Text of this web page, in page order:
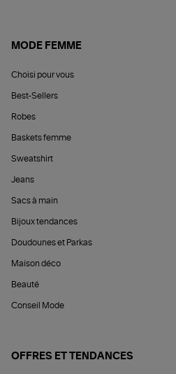
MODE FEMME
Choisi pour vous
Best-Sellers
Robes
Baskets femme
Sweatshirt
Jeans
Sacs à main
Bijoux tendances
Doudounes et Parkas
Maison déco
Beauté
Conseil Mode
OFFRES ET TENDANCES